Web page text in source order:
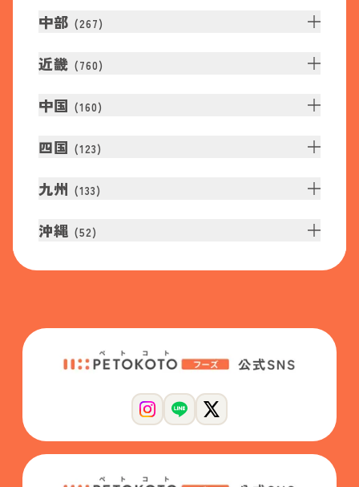
中部 (267)
近畿 (760)
中国 (160)
四国 (123)
九州 (133)
沖縄 (52)